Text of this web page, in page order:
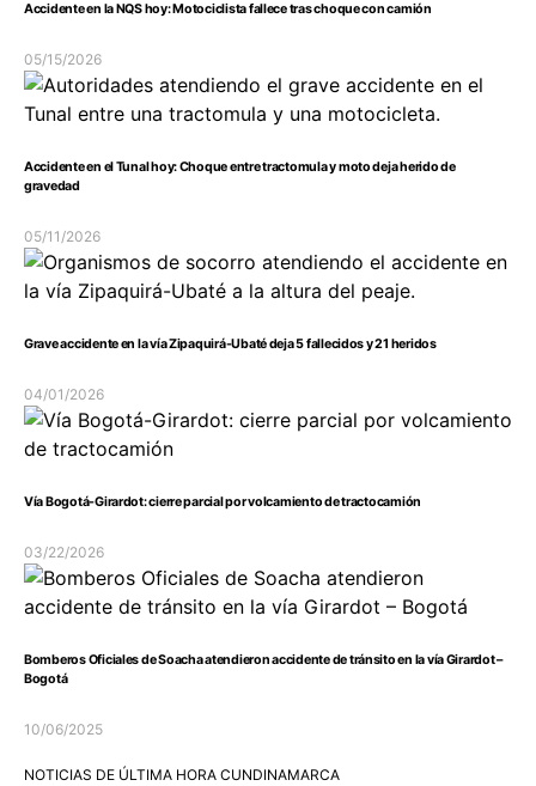
Accidente en la NQS hoy: Motociclista fallece tras choque con camión
05/15/2026
Accidente en el Tunal hoy: Choque entre tractomula y moto deja herido de
gravedad
05/11/2026
Grave accidente en la vía Zipaquirá-Ubaté deja 5 fallecidos y 21 heridos
04/01/2026
Vía Bogotá-Girardot: cierre parcial por volcamiento de tractocamión
03/22/2026
Bomberos Oficiales de Soacha atendieron accidente de tránsito en la vía Girardot –
Bogotá
10/06/2025
NOTICIAS DE ÚLTIMA HORA CUNDINAMARCA